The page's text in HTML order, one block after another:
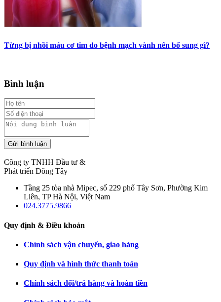
Từng bị nhồi máu cơ tim do bệnh mạch vành nên bổ sung gì?
Bình luận
Gửi bình luận
Công ty TNHH Đầu tư &
Phát triển Đông Tây
Tầng 25 tòa nhà Mipec, số 229 phố Tây Sơn, Phường Kim
Liên, TP Hà Nội, Việt Nam
024.3775.9866
Quy định & Điều khoản
Chính sách vận chuyển, giao hàng
Quy định và hình thức thanh toán
Chính sách đổi/trả hàng và hoàn tiền